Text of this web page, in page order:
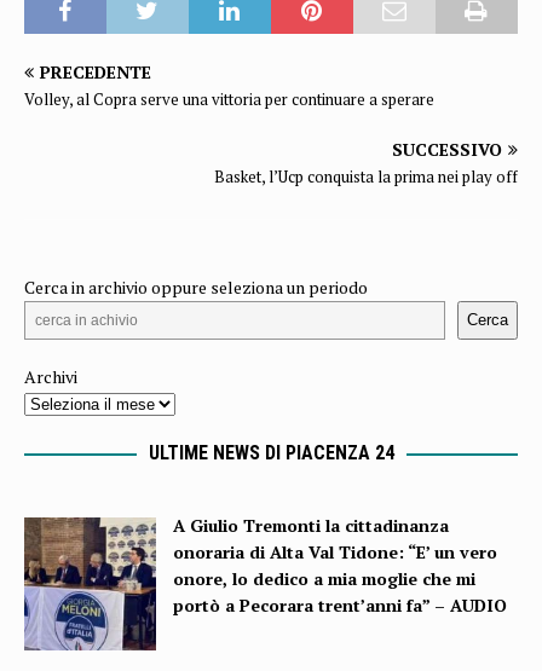
PRECEDENTE
Volley, al Copra serve una vittoria per continuare a sperare
SUCCESSIVO
Basket, l’Ucp conquista la prima nei play off
Cerca in archivio oppure seleziona un periodo
Cerca
Archivi
ULTIME NEWS DI PIACENZA 24
A Giulio Tremonti la cittadinanza
onoraria di Alta Val Tidone: “E’ un vero
onore, lo dedico a mia moglie che mi
portò a Pecorara trent’anni fa” – AUDIO